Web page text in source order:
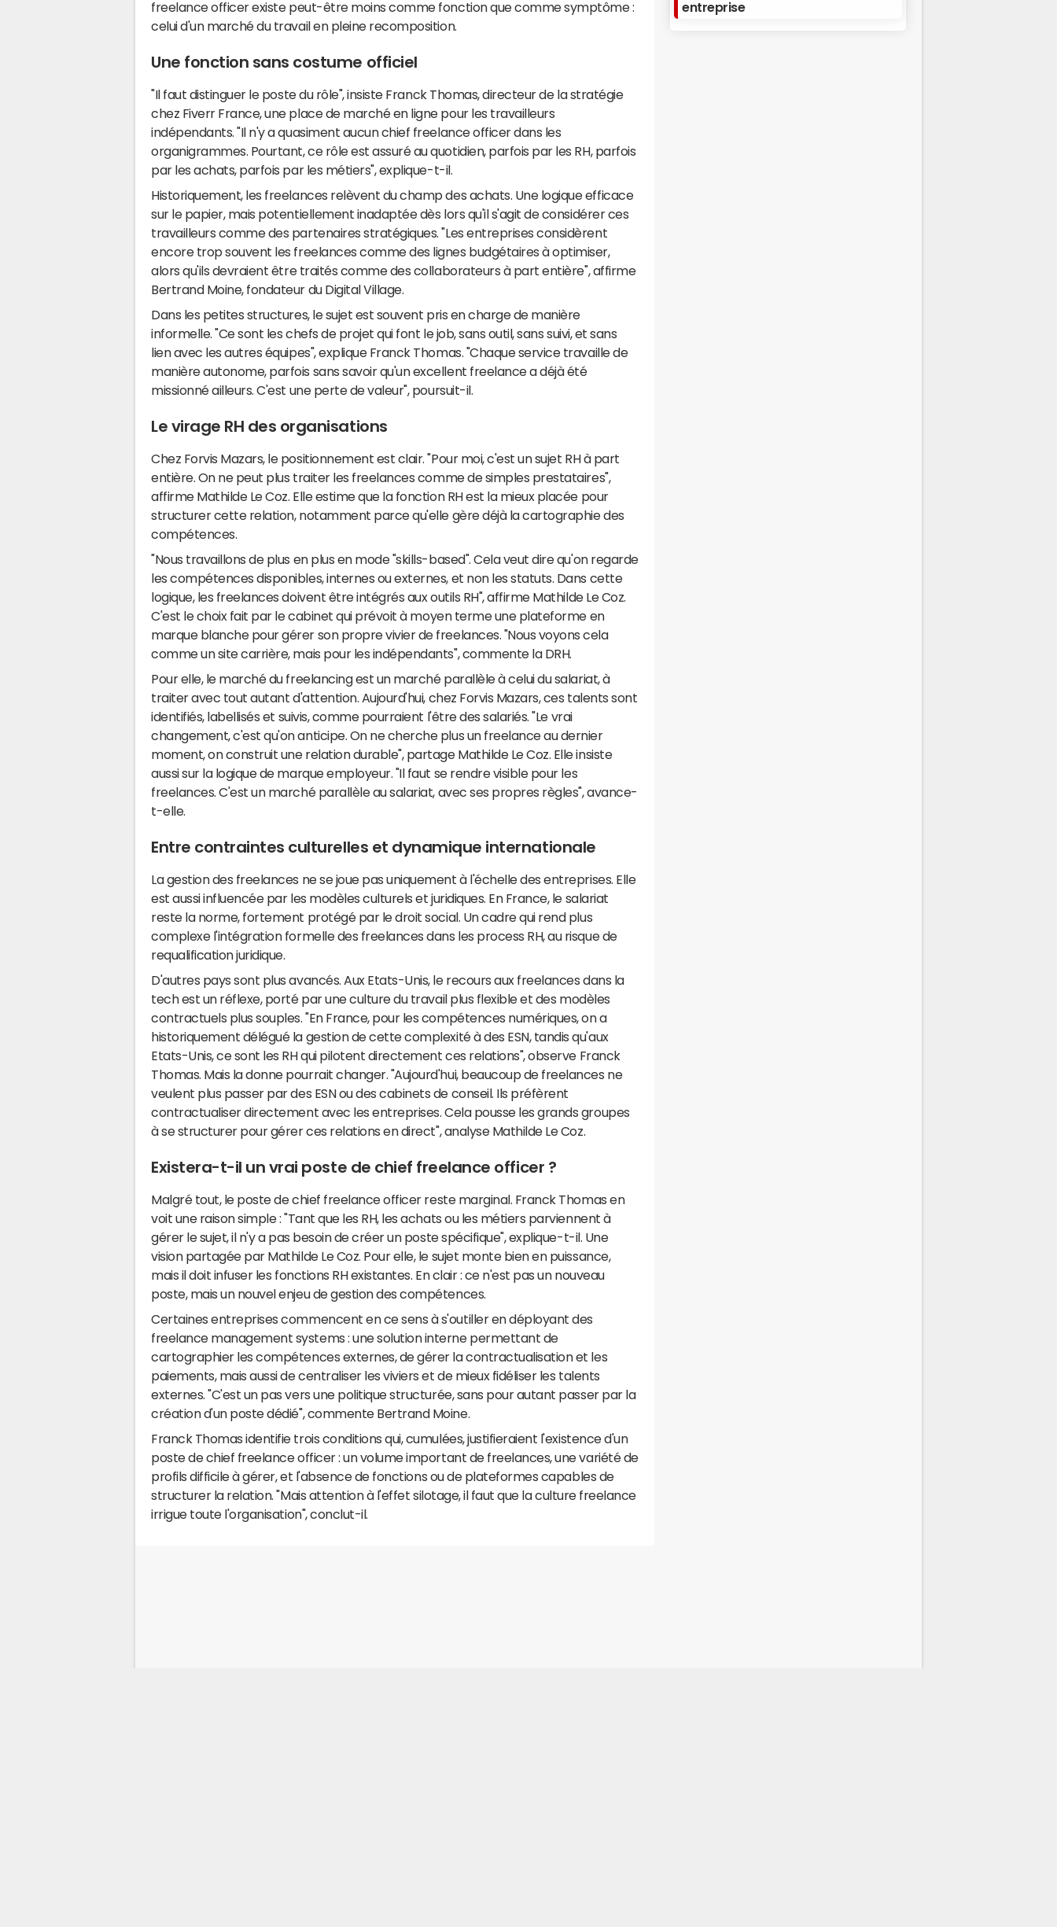
freelance officer existe peut-être moins comme fonction que comme symptôme :
celui d'un marché du travail en pleine recomposition.
Une fonction sans costume officiel
"Il faut distinguer le poste du rôle", insiste Franck Thomas, directeur de la stratégie
chez Fiverr France, une place de marché en ligne pour les travailleurs
indépendants. "Il n'y a quasiment aucun chief freelance officer dans les
organigrammes. Pourtant, ce rôle est assuré au quotidien, parfois par les RH, parfois
par les achats, parfois par les métiers", explique-t-il.
Historiquement, les freelances relèvent du champ des achats. Une logique efficace
sur le papier, mais potentiellement inadaptée dès lors qu'il s'agit de considérer ces
travailleurs comme des partenaires stratégiques. "Les entreprises considèrent
encore trop souvent les freelances comme des lignes budgétaires à optimiser,
alors qu'ils devraient être traités comme des collaborateurs à part entière", affirme
Bertrand Moine, fondateur du Digital Village.
Dans les petites structures, le sujet est souvent pris en charge de manière
informelle. "Ce sont les chefs de projet qui font le job, sans outil, sans suivi, et sans
lien avec les autres équipes", explique Franck Thomas. "Chaque service travaille de
manière autonome, parfois sans savoir qu'un excellent freelance a déjà été
missionné ailleurs. C'est une perte de valeur", poursuit-il.
Le virage RH des organisations
Chez Forvis Mazars, le positionnement est clair. "Pour moi, c'est un sujet RH à part
entière. On ne peut plus traiter les freelances comme de simples prestataires",
affirme Mathilde Le Coz. Elle estime que la fonction RH est la mieux placée pour
structurer cette relation, notamment parce qu'elle gère déjà la cartographie des
compétences.
"Nous travaillons de plus en plus en mode "skills-based". Cela veut dire qu'on regarde
les compétences disponibles, internes ou externes, et non les statuts. Dans cette
logique, les freelances doivent être intégrés aux outils RH", affirme Mathilde Le Coz.
C'est le choix fait par le cabinet qui prévoit à moyen terme une plateforme en
marque blanche pour gérer son propre vivier de freelances. "Nous voyons cela
comme un site carrière, mais pour les indépendants", commente la DRH.
Pour elle, le marché du freelancing est un marché parallèle à celui du salariat, à
traiter avec tout autant d'attention. Aujourd'hui, chez Forvis Mazars, ces talents sont
identifiés, labellisés et suivis, comme pourraient l'être des salariés. "Le vrai
changement, c'est qu'on anticipe. On ne cherche plus un freelance au dernier
moment, on construit une relation durable", partage Mathilde Le Coz. Elle insiste
aussi sur la logique de marque employeur. "Il faut se rendre visible pour les
freelances. C'est un marché parallèle au salariat, avec ses propres règles", avance-
t-elle.
Entre contraintes culturelles et dynamique internationale
La gestion des freelances ne se joue pas uniquement à l'échelle des entreprises. Elle
est aussi influencée par les modèles culturels et juridiques. En France, le salariat
reste la norme, fortement protégé par le droit social. Un cadre qui rend plus
complexe l'intégration formelle des freelances dans les process RH, au risque de
requalification juridique.
D'autres pays sont plus avancés. Aux Etats-Unis, le recours aux freelances dans la
tech est un réflexe, porté par une culture du travail plus flexible et des modèles
contractuels plus souples. "En France, pour les compétences numériques, on a
historiquement délégué la gestion de cette complexité à des ESN, tandis qu'aux
Etats-Unis, ce sont les RH qui pilotent directement ces relations", observe Franck
Thomas. Mais la donne pourrait changer. "Aujourd'hui, beaucoup de freelances ne
veulent plus passer par des ESN ou des cabinets de conseil. Ils préfèrent
contractualiser directement avec les entreprises. Cela pousse les grands groupes
à se structurer pour gérer ces relations en direct", analyse Mathilde Le Coz.
Existera-t-il un vrai poste de chief freelance officer ?
Malgré tout, le poste de chief freelance officer reste marginal. Franck Thomas en
voit une raison simple : "Tant que les RH, les achats ou les métiers parviennent à
gérer le sujet, il n'y a pas besoin de créer un poste spécifique", explique-t-il. Une
vision partagée par Mathilde Le Coz. Pour elle, le sujet monte bien en puissance,
mais il doit infuser les fonctions RH existantes. En clair : ce n'est pas un nouveau
poste, mais un nouvel enjeu de gestion des compétences.
Certaines entreprises commencent en ce sens à s'outiller en déployant des
freelance management systems : une solution interne permettant de
cartographier les compétences externes, de gérer la contractualisation et les
paiements, mais aussi de centraliser les viviers et de mieux fidéliser les talents
externes. "C'est un pas vers une politique structurée, sans pour autant passer par la
création d'un poste dédié", commente Bertrand Moine.
Franck Thomas identifie trois conditions qui, cumulées, justifieraient l'existence d'un
poste de chief freelance officer : un volume important de freelances, une variété de
profils difficile à gérer, et l'absence de fonctions ou de plateformes capables de
structurer la relation. "Mais attention à l'effet silotage, il faut que la culture freelance
irrigue toute l'organisation", conclut-il.
entreprise